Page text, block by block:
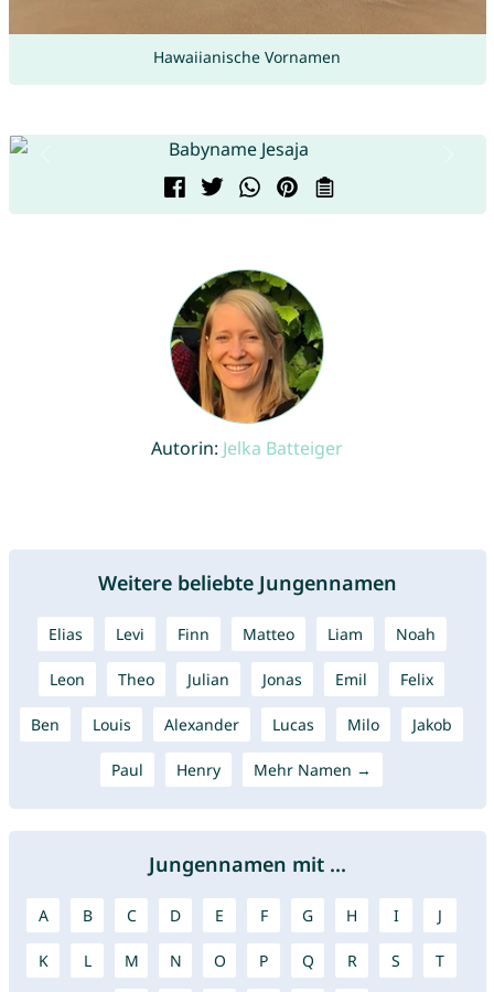
Hawaiianische Vornamen
Autorin: Jelka Batteiger
Weitere beliebte Jungennamen
Elias Levi Finn Matteo Liam Noah
Leon Theo Julian Jonas Emil Felix
Ben Louis Alexander Lucas Milo Jakob
Paul Henry Mehr Namen →
Jungennamen mit ...
A B C D E F G H I J
K L M N O P Q R S T